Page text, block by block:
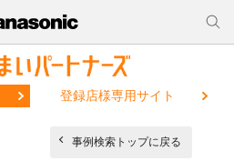
登録店様専用サイト
事例検索トップに戻る